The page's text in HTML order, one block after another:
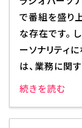
で番組を盛り
な存在です。
ーソナリティ
は、業務に関
続きを読む